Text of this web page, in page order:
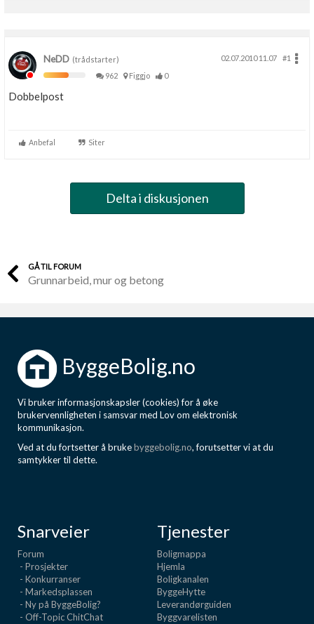
NeDD (trådstarter) 02.07.2010 11.07
#1
962
Figgjo 0
Dobbelpost
Anbefal Siter
Delta i diskusjonen
GÅ TIL FORUM
Grunnarbeid, mur og betong
ByggeBolig.no
Vi bruker informasjonskapsler (cookies) for å øke
brukervennligheten i samsvar med Lov om elektronisk
kommunikasjon.
Ved at du fortsetter å brukebyggebolig.no, forutsetter vi at du
samtykker til dette.
Snarveier
Forum
- Prosjekter
- Konkurranser
- Markedsplassen
- Ny på ByggeBolig?
- Off-Topic ChitChat
Tjenester
Boligmappa
Hjemla
Boligkanalen
ByggeHytte
Leverandørguiden
Byggvarelisten